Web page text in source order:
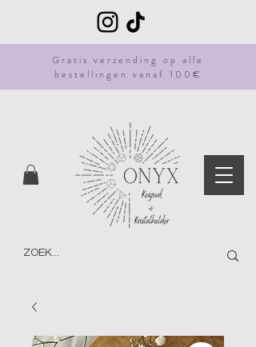
Gratis verzending op alle
bestellingen vanaf 100€